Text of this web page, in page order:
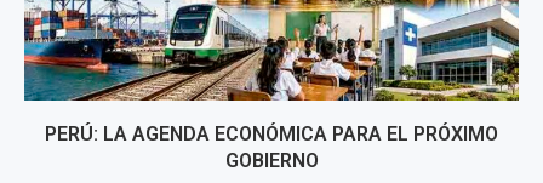
PERÚ: LA AGENDA ECONÓMICA PARA EL PRÓXIMO
GOBIERNO